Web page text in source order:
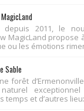
depuis 2011, le
MagicLand
ou les émotions
Sable
forêt
temps et d’autres